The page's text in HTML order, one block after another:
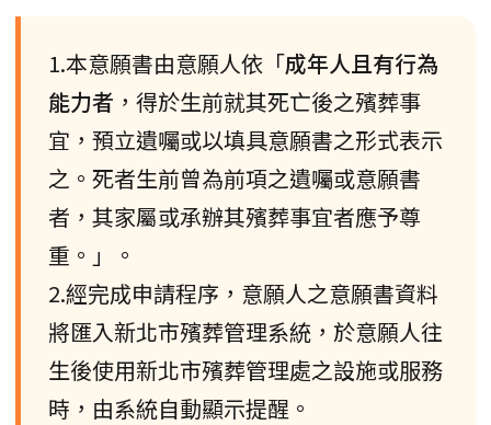
1.本意願書由意願人依「成年人且有行為
能力者 ，得於生前就其死亡後之殯葬事
宜，預立遺囑或以填具意願書之形式表示
之。死者生前曾為前項之遺囑或意願書
者，其家屬或承辦其殯葬事宜者應予尊
重。」。
2.經完成申請程序，意願人之意願書資料
將匯入新北市殯葬管理系統，於意願人往
生後使用新北市殯葬管理處之設施或服務
時，由系統自動顯示提醒。